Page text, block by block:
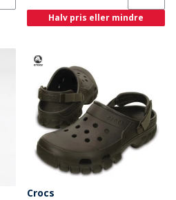
Halv pris eller mindre
Crocs